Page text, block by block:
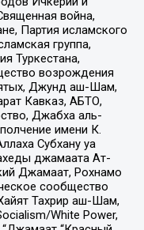
война,
Партия исламского
группа,
Туркестана,
возрождения
Джунд аш-Шам,
Кавказ, АБТО,
Джабха аль-
имени К.
Субхану уа
джамаата Ат-
Джамаат, Рохнамо
сообщество
Тахрир аш-Шам,
White Power,